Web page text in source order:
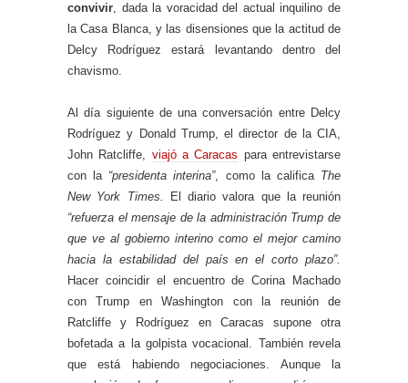
convivir, dada la voracidad del actual inquilino de
la Casa Blanca, y las disensiones que la actitud de
Delcy Rodríguez estará levantando dentro del
chavismo.
Al día siguiente de una conversación entre Delcy
Rodríguez y Donald Trump, el director de la CIA,
John Ratcliffe, viajó a Caracas para entrevistarse
con la “presidenta interina”, como la califica The
New York Times.
El diario valora que la reunión
“refuerza el mensaje de la administración Trump de
que ve al gobierno interino como el mejor camino
hacia la estabilidad del país en el corto plazo”.
Hacer coincidir el encuentro de Corina Machado
con Trump en Washington con la reunión de
Ratcliffe y Rodríguez en Caracas supone otra
bofetada a la golpista vocacional. También revela
que está habiendo negociaciones. Aunque la